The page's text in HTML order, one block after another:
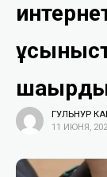
ГУЛЬНУР
11 ИЮНЯ,